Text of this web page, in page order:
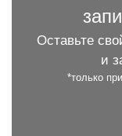
Оставьте
и
*только